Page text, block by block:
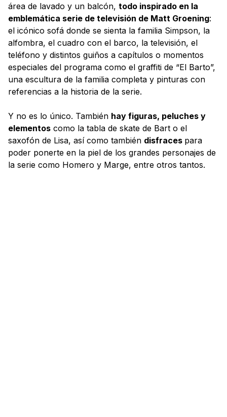
área de lavado y un balcón, todo inspirado en la
emblemática serie de televisión de Matt Groening:
el icónico sofá donde se sienta la familia Simpson, la
alfombra, el cuadro con el barco, la televisión, el
teléfono y distintos guiños a capítulos o momentos
especiales del programa como el graffiti de “El Barto”,
una escultura de la familia completa y pinturas con
referencias a la historia de la serie.
Y no es lo único. También hay figuras, peluches y
elementos como la tabla de skate de Bart o el
saxofón de Lisa, así como también disfraces para
poder ponerte en la piel de los grandes personajes de
la serie como Homero y Marge, entre otros tantos.